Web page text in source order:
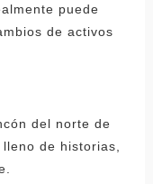
puede
de activos
del norte de
de historias,